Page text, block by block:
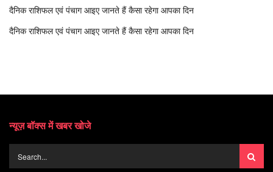
दैनिक राशिफल एवं पंचाग आइए जानते हैं कैसा रहेगा आपका दिन
दैनिक राशिफल एवं पंचाग आइए जानते हैं कैसा रहेगा आपका दिन
न्यूज़ बॉक्स में खबर खोजे